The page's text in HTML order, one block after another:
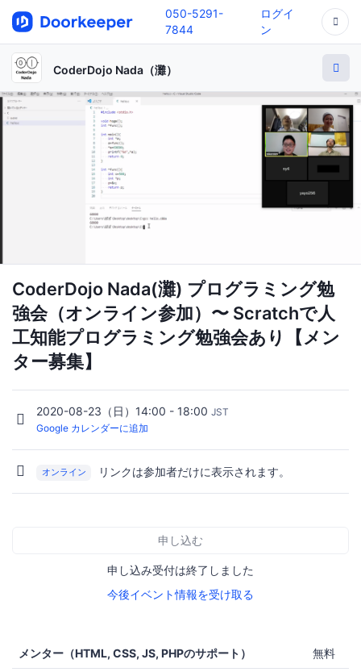
050-5291-
7844
ログイ
ン
CoderDojo Nada（灘）
CoderDojo Nada(灘) プログラミング勉
強会（オンライン参加）〜 Scratchで人
工知能プログラミング勉強会あり【メン
ター募集】
2020-08-23（日）14:00 - 18:00 JST
Google カレンダーに追加
オンライン リンクは参加者だけに表示されます。
申し込む
申し込み受付は終了しました
今後イベント情報を受け取る
メンター（HTML, CSS, JS, PHPのサポート） 無料